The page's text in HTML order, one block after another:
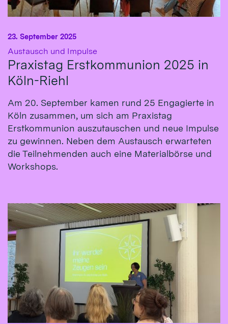
Austausch und Impulse
Praxistag Erstkommunion 2025 in
Köln-Riehl
23. September 2025
Am 20. September kamen rund 25 Engagierte in
Köln zusammen, um sich am Praxistag
Erstkommunion auszutauschen und neue Impulse
zu gewinnen. Neben dem Austausch erwarteten
die Teilnehmenden auch eine Materialbörse und
Workshops.